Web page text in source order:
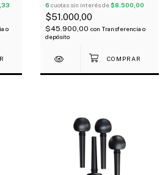
o
6 cuotas sin interés de$8.500,00
$51.000,00
$45.900,00 con Transferencia o
depósito